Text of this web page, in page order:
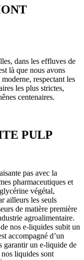
dans les effluves de
là que nous avons
respectant les
les plus strictes,
centenaires.
PULP
pas avec la
pharmaceutiques et
végétal,
ailleurs les seuls
de matière première
agroalimentaire.
nos e-liquides subit un
accompagné d’un
garantir un e-liquide de
liquides sont